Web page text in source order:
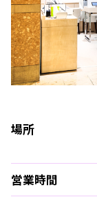
場所
営業時間